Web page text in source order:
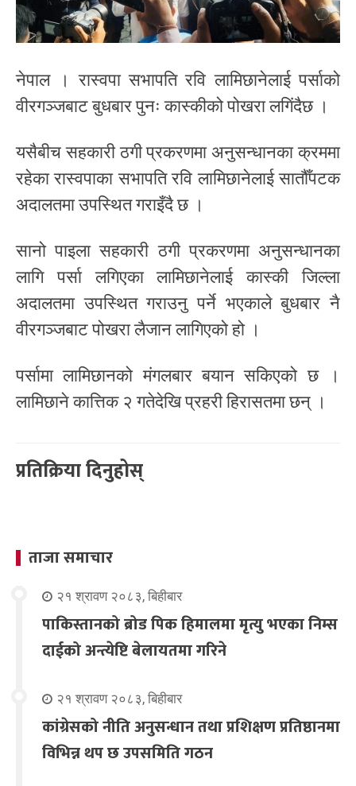
नेपाल । रास्वपा सभापति रवि लामिछानेलाई पर्साको
वीरगञ्जबाट बुधबार पुनः कास्कीको पोखरा लगिंदैछ ।
यसैबीच सहकारी ठगी प्रकरणमा अनुसन्धानका क्रममा
रहेका रास्वपाका सभापति रवि लामिछानेलाई सातौँपटक
अदालतमा उपस्थित गराइँदै छ ।
सानो पाइला सहकारी ठगी प्रकरणमा अनुसन्धानका
लागि पर्सा लगिएका लामिछानेलाई कास्की जिल्ला
अदालतमा उपस्थित गराउनु पर्ने भएकाले बुधबार नै
वीरगञ्जबाट पोखरा लैजान लागिएको हो ।
पर्सामा लामिछानको मंगलबार बयान सकिएको छ ।
लामिछाने कात्तिक २ गतेदेखि प्रहरी हिरासतमा छन् ।
प्रतिक्रिया दिनुहोस्
ताजा समाचार
२१ श्रावण २०८३, बिहीबार
पाकिस्तानको ब्रोड पिक हिमालमा मृत्यु भएका निम्स
दाईको अन्त्येष्टि बेलायतमा गरिने
२१ श्रावण २०८३, बिहीबार
कांग्रेसको नीति अनुसन्धान तथा प्रशिक्षण प्रतिष्ठानमा
विभिन्न थप छ उपसमिति गठन